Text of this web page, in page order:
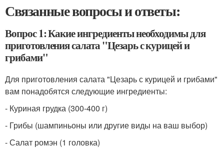
Связанные вопросы и ответы:
Вопрос 1: Какие ингредиенты необходимы для
приготовления салата "Цезарь с курицей и
грибами"
Для приготовления салата "Цезарь с курицей и грибами"
вам понадобятся следующие ингредиенты:
- Куриная грудка (300-400 г)
- Грибы (шампиньоны или другие виды на ваш выбор)
- Салат ромэн (1 головка)